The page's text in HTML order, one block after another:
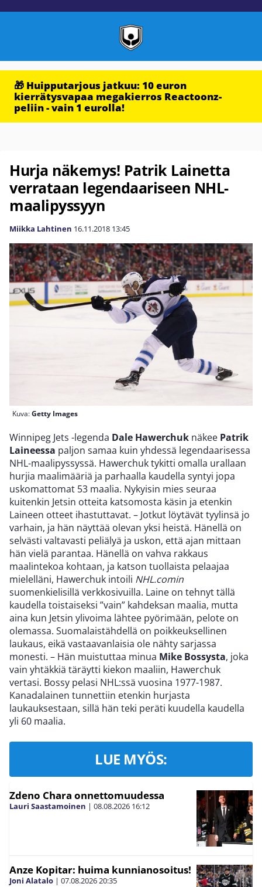
🎁 Huipputarjous jatkuu: 10 euron
kierrätysvapaa megakierros Reactoonz-
peliin - vain 1 eurolla!
Hurja näkemys! Patrik Lainetta
verrataan legendaariseen NHL-
maalipyssyyn
Miikka Lahtinen 16.11.2018 13:45
Kuva:Getty Images
Winnipeg Jets -legenda Dale Hawerchuk näkee Patrik
Laineessa paljon samaa kuin yhdessä legendaarisessa
NHL-maalipyssyssä. Hawerchuk tykitti omalla urallaan
hurjia maalimääriä ja parhaalla kaudella syntyi jopa
uskomattomat 53 maalia. Nykyisin mies seuraa
kuitenkin Jetsin otteita katsomosta käsin ja etenkin
Laineen otteet ihastuttavat. – Jotkut löytävät tyylinsä jo
varhain, ja hän näyttää olevan yksi heistä. Hänellä on
selvästi valtavasti peliälyä ja uskon, että ajan mittaan
hän vielä parantaa. Hänellä on vahva rakkaus
maalintekoa kohtaan, ja katson tuollaista pelaajaa
mielelläni, Hawerchuk intoili NHL.comin
suomenkielisillä verkkosivuilla. Laine on tehnyt tällä
kaudella toistaiseksi ”vain” kahdeksan maalia, mutta
aina kun Jetsin ylivoima lähtee pyörimään, pelote on
olemassa. Suomalaistähdellä on poikkeuksellinen
laukaus, eikä vastaavanlaisia ole nähty sarjassa
monesti. – Hän muistuttaa minua Mike Bossysta, joka
vain yhtäkkiä täräytti kiekon maaliin, Hawerchuk
vertasi. Bossy pelasi NHL:ssä vuosina 1977-1987.
Kanadalainen tunnettiin etenkin hurjasta
laukauksestaan, sillä hän teki peräti kuudella kaudella
yli 60 maalia.
LUE MYÖS:
Zdeno Chara onnettomuudessa
Lauri Saastamoinen | 08.08.2026 16:12
Anze Kopitar: huima kunnianosoitus!
Joni Alatalo | 07.08.202620:35